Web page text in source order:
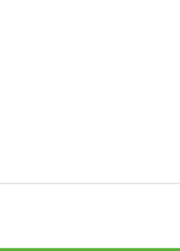
S2000 99-09)